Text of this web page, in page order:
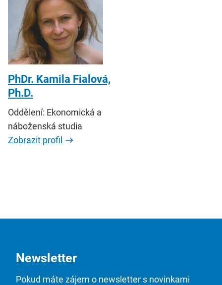
PhDr. Kamila Fialová,
Ph.D.
Oddělení: Ekonomická a
náboženská studia
Zobrazit profil
Newsletter
Pokud máte zájem o newsletter s novinkami